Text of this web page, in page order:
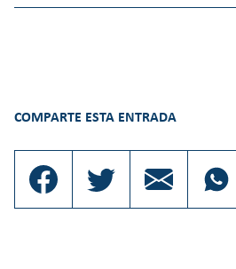
COMPARTE ESTA ENTRADA